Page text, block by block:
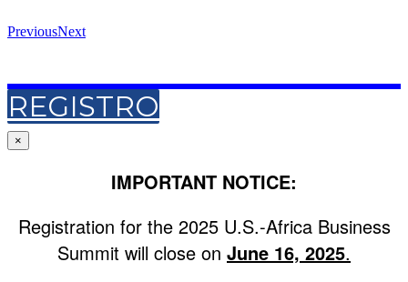
PreviousNext
REGISTRO
×
IMPORTANT NOTICE:
Registration for the 2025 U.S.-Africa Business
Summit will close on June 16, 2025.